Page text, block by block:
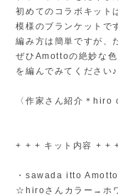
初めてのコラボキット
模様のブランケットで
編み方は簡単ですが、
ぜひAmottoの絶妙な
を編んでみてください♪
〈作家さん紹介＊hiro
+ + + キット内容 + +
・sawada itto Amotto
☆hiroさんカラー→ホワ